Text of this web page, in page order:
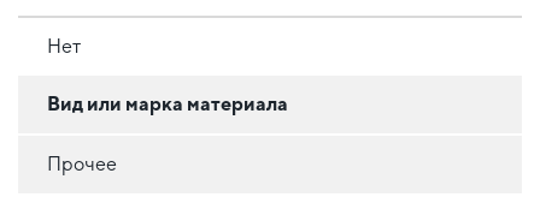
Нет
Вид или марка материала
Прочее